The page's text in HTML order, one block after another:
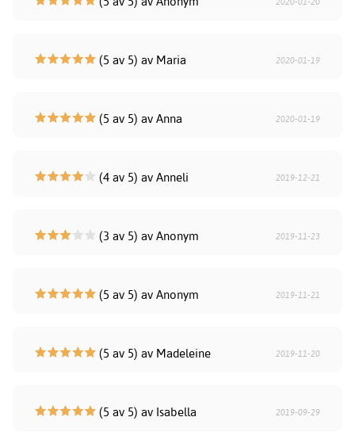
(5 av 5) av Maria 2020-01-19
(5 av 5) av Anna 2020-01-19
(4 av 5) av Anneli 2019-12-21
(3 av 5) av Anonym 2019-11-23
(5 av 5) av Anonym 2019-11-21
(5 av 5) av Madeleine 2019-11-20
(5 av 5) av Isabella 2019-09-29